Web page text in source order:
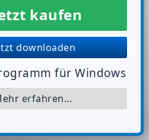
kaufen
downloaden
für Windows
erfahren...